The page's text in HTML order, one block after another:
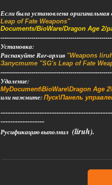
Если была установлена оригинальная
Leap of Fate Weapons"
Documents/BioWare/Dragon Age 2/
Установка:
Распакуйте Rar-архив "Weapons
Запустите "SG's Leap of Fate
Удаление:
MyDocument\BioWare\Dragon Age
или нажмите: Пуск\Панель
------------------
Русификацию выполнил (liruh).